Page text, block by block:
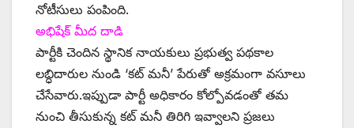
‌నోటీసులు పంపింది.
అభిషేక్‌ ‌మీద దాడి
పార్టీకి చెందిన స్థానిక నాయకులు ప్రభుత్వ పథకాల
లబ్ధిదారుల నుండి ‘కట్‌ ‌మనీ’ పేరుతో అక్రమంగా వసూలు
చేసేవారు.ఇప్పుడా పార్టీ అధికారం కోల్పోవడంతో తమ
నుంచి తీసుకున్న కట్‌ ‌మనీ తిరిగి ఇవ్వాలని ప్రజలు